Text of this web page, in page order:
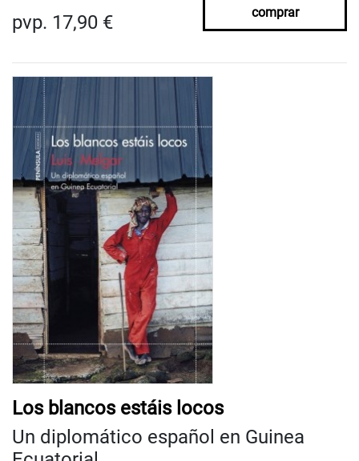
pvp. 17,90 € comprar
Los blancos estáis locos
Un diplomático español en Guinea